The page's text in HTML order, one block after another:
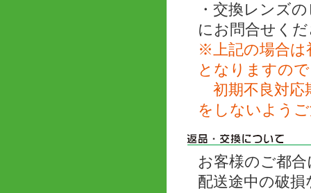
・交換レンズ
にお問合せく
※上記の場合は
となりますの
初期不良対応
をしないよう
お客様のご都
配送途中の破